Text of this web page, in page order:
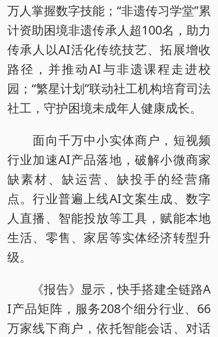
万人掌握数字技能；“非遗传习学堂”累
计资助困境非遗传承人超100名，助力
传承人以AI活化传统技艺、拓展增收
路径，并推动AI与非遗课程走进校
园；“繁星计划”联动社工机构培育司法
社工，守护困境未成年人健康成长。
面向千万中小实体商户，短视频
行业加速AI产品落地，破解小微商家
缺素材、缺运营、缺投手的经营痛
点。行业普遍上线AI文案生成、数字
人直播、智能投放等工具，赋能本地
生活、零售、家居等实体经济转型升
级。
《报告》显示，快手搭建全链路A
I产品矩阵，服务208个细分行业、66
万家线下商户，依托智能会话、对话